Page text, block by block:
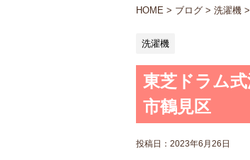
HOME > ブログ > 洗濯機 >
洗濯機
東芝ドラム
市鶴見区
投稿日： 2023年6月26日